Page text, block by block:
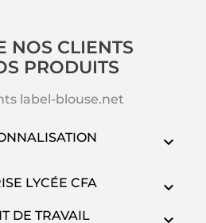
NOS CLIENTS
PRODUITS
LYCÉE CFA
DE TRAVAIL